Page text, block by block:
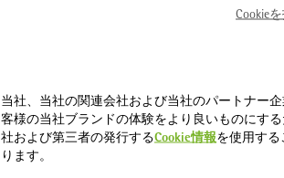
当社、当社の関連会社および当社のパートナー
客様の当社ブランドの体験をより良いものにす
社および第三者の発行するCookie情報を使用する
ります。
Cookie